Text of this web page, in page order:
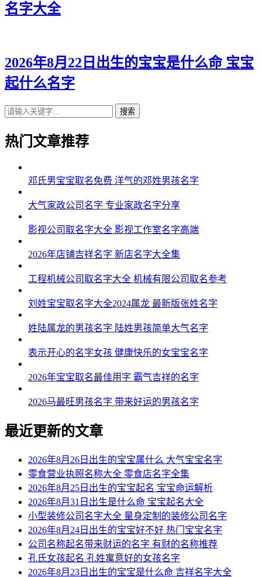
名字大全
2026年8月22日出生的宝宝是什么命 宝宝
起什么名字
搜索
热门文章推荐
邓氏男宝宝取名免费 洋气的邓姓男孩名字
大气家政公司名字 专业家政名字分享
影视公司取名字大全 影视工作室名字高端
2026年店铺吉祥名字 新店名字大全集
工程机械公司取名字大全 机械有限公司取名参考
刘姓宝宝取名字大全2024属龙 最新版张姓名字
姓陆属龙的男孩名字 陆姓男孩简单大气名字
表示开心的名字女孩 健康快乐的女宝宝名字
2026年宝宝取名最佳用字 霸气吉祥的名字
2026马最旺男孩名字 带来好运的男孩名字
最近更新的文章
2026年8月26日出生的宝宝属什么 大气宝宝名字
零食营业执照名称大全 零食店名字全集
2026年8月25日出生的宝宝起名 宝宝命运解析
2026年8月31日出生是什么命 宝宝起名大全
小型装修公司名字大全 量身定制的装修公司名字
2026年8月24日出生的宝宝好不好 热门宝宝名字
公司名称起名带来财运的名字 有财的名称推荐
孔氏女孩起名 孔姓寓意好的女孩名字
2026年8月23日出生的宝宝是什么命 吉祥名字大全